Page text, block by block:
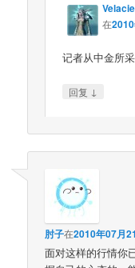
在
记者从中金所
回复 ↓
肘子在2010年07月
面对这样的行情你